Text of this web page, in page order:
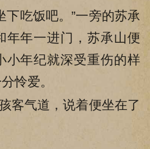
吃饭吧。”一旁的苏承
年年一进门，苏承山便
小年纪就深受重伤的样
怜爱。
气道，说着便坐在了